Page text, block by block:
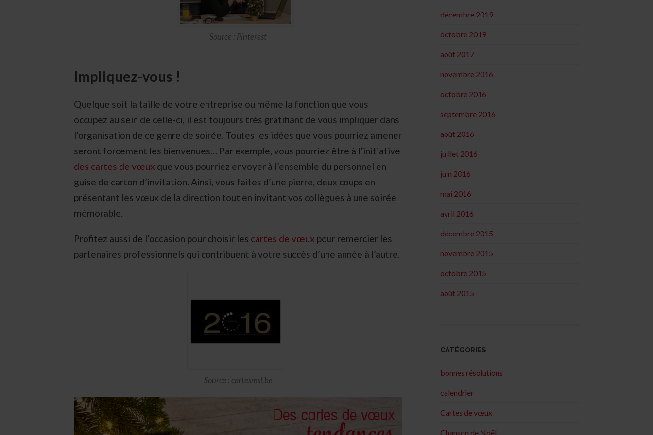
Source : Pinterest
Impliquez-vous !
Quelque soit la taille de votre entreprise ou même la fonction que vous
occupez au sein de celle-ci, il est toujours très gratifiant de vous impliquer dans
l’organisation de ce genre de soirée. Toutes les idées que vous pourriez amener
seront forcement les bienvenues… Par exemple, vous pourriez être à l’initiative
des cartes de vœux que vous pourriez envoyer à l’ensemble du personnel en
guise de carton d’invitation. Ainsi, vous faites d’une pierre, deux coups en
présentant les vœux de la direction tout en invitant vos collègues à une soirée
mémorable.
Profitez aussi de l’occasion pour choisir les cartes de vœux pour remercier les
partenaires professionnels qui contribuent à votre succès d’une année à l’autre.
Source : cartesmsf.be
décembre 2019
octobre 2019
août 2017
novembre 2016
octobre 2016
septembre 2016
août 2016
juillet 2016
juin 2016
mai 2016
avril 2016
décembre 2015
novembre 2015
octobre 2015
août 2015
CATÉGORIES
bonnes résolutions
calendrier
Cartes de vœux
Chanson de Noël